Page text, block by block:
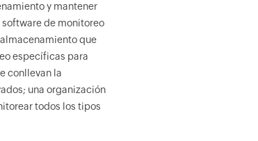
y mantener
de monitoreo
que
específicas para
conllevan la
una organización
todos los tipos